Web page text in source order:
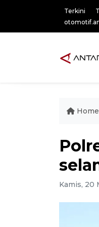
Terkini
Home
Kamis, 20